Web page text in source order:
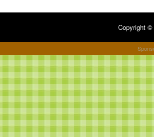
Copyright ©